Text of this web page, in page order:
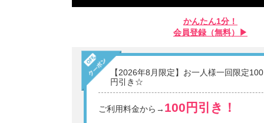
かんたん1分！
会員登録（無料）▶︎
【2026年8月限定】お一人様一回限定100
円引き☆
ご利用料金から→ 100円引き！